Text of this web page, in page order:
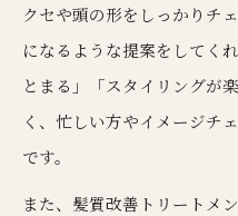
クセや頭の形をしっかりチ
になるような提案をしてく
とまる」「スタイリングが
く、忙しい方やイメージチ
です。
また、髪質改善トリートメ